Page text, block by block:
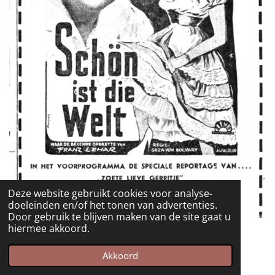
Deze website gebruikt cookies voor analyse-
doeleinden en/of het tonen van advertenties.
Door gebruik te blijven maken van de site gaat u
hiermee akkoord.
Akkoord